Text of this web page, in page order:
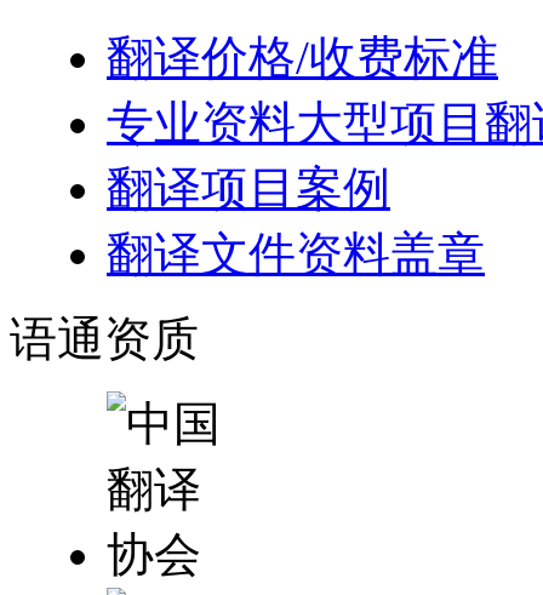
翻译价格/收费标准
专业资料大型项目翻
翻译项目案例
翻译文件资料盖章
语通资质